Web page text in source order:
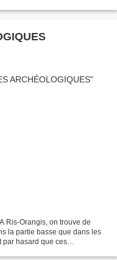
Ris-Orangis, on trouve de
la partie basse que dans les
par hasard que ces